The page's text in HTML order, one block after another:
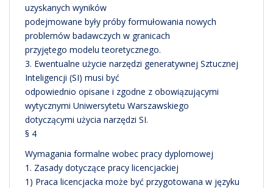
uzyskanych wyników
podejmowane były próby formułowania nowych
problemów badawczych w granicach
przyjętego modelu teoretycznego.
3. Ewentualne użycie narzędzi generatywnej Sztucznej
Inteligencji (SI) musi być
odpowiednio opisane i zgodne z obowiązującymi
wytycznymi Uniwersytetu Warszawskiego
dotyczącymi użycia narzędzi SI.
§ 4
Wymagania formalne wobec pracy dyplomowej
1. Zasady dotyczące pracy licencjackiej
1) Praca licencjacka może być przygotowana w języku